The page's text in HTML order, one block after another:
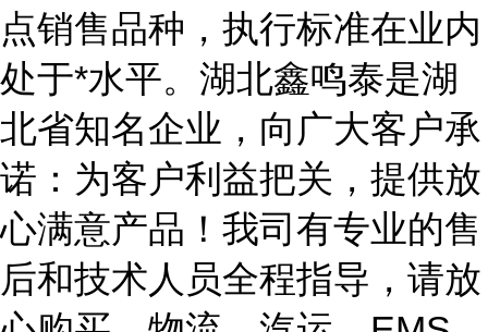
点销售品种，执行标准在业内
处于*水平。湖北鑫鸣泰是湖
北省知名企业，向广大客户承
诺：为客户利益把关，提供放
心满意产品！我司有专业的售
后和技术人员全程指导，请放